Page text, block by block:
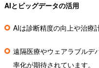
AIとビッグデータの活用
AIは診断精度の向上や治療
遠隔医療やウェアラブルデ
率化が期待されています。